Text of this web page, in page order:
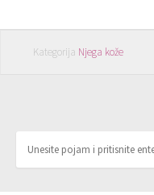
Kategorija Njega kože